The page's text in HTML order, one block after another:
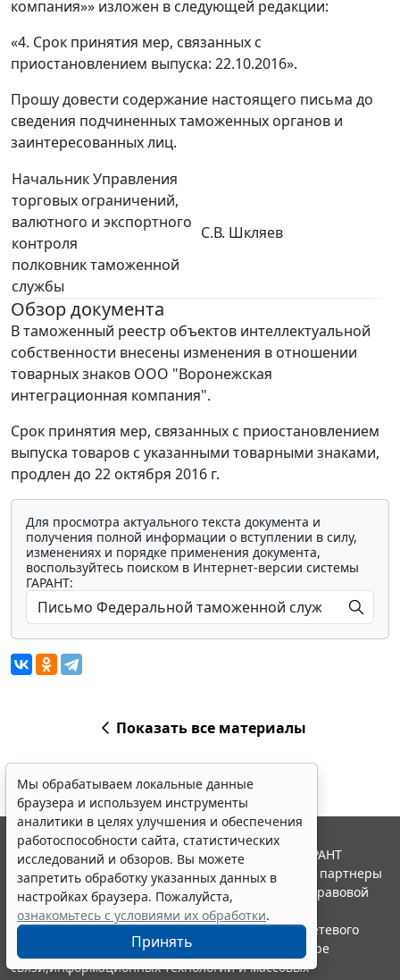
компания»» изложен в следующей редакции:
«4. Срок принятия мер, связанных с
приостановлением выпуска: 22.10.2016».
Прошу довести содержание настоящего письма до
сведения подчиненных таможенных органов и
заинтересованных лиц.
Начальник Управления
торговых ограничений,
валютного и экспортного
контроля
полковник таможенной
службы
С.В. Шкляев
Обзор документа
В таможенный реестр объектов интеллектуальной
собственности внесены изменения в отношении
товарных знаков ООО "Воронежская
интеграционная компания".
Срок принятия мер, связанных с приостановлением
выпуска товаров с указанными товарными знаками,
продлен до 22 октября 2016 г.
Для просмотра актуального текста документа и
получения полной информации о вступлении в силу,
изменениях и порядке применения документа,
воспользуйтесь поиском в Интернет-версии системы
ГАРАНТ:
Показать все материалы
Мы обрабатываем локальные данные
браузера и используем инструменты
аналитики в целях улучшения и обеспечения
работоспособности сайта, статистических
исследований и обзоров. Вы можете
запретить обработку указанных данных в
настройках браузера. Пожалуйста,
ознакомьтесь с условиями их обработки.
Принять
© ООО "НПП "ГАРАНТ-СЕРВИС", 2026. Система ГАРАНТ
выпускается с 1990 года. Компания "Гарант" и ее партнеры
являются участниками Российской ассоциации правовой
информации ГАРАНТ.
Портал ГАРАНТ.РУ зарегистрирован в качестве сетевого
издания Федеральной службой по надзору в сфере
связи,информационных технологий и массовых